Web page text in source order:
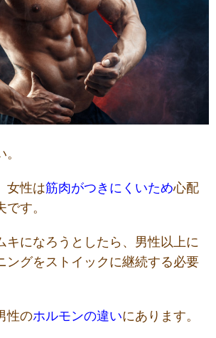
女性は筋肉がつきにくいため心配
す。
キになろうとしたら、男性以上に
ングをストイックに継続する必要
性のホルモンの違いにあります。